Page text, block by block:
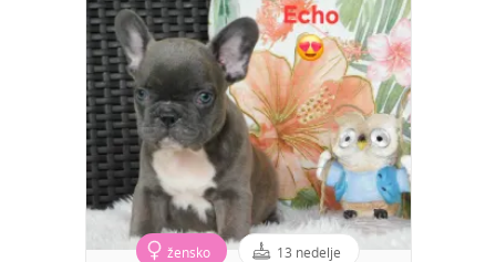
žensko 13 nedelje